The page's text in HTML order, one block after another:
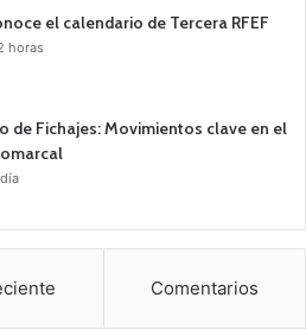
el calendario de Tercera RFEF
horas
de Fichajes: Movimientos clave en el
Comentarios